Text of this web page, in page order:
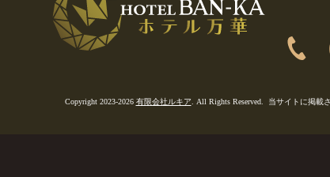
Copyright 2023-2026 有限会社ルキア . All Rights Reserved. 当サイトに掲載